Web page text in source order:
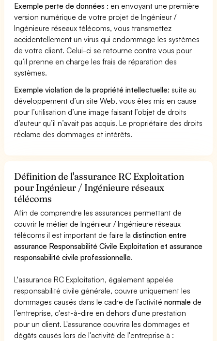
Exemple perte de données : en envoyant une première
version numérique de votre projet de Ingénieur /
Ingénieure réseaux télécoms, vous transmettez
accidentellement un virus qui endommage les systèmes
de votre client. Celui-ci se retourne contre vous pour
qu’il prenne en charge les frais de réparation des
systèmes.
Exemple violation de la propriété intellectuelle: suite au
développement d’un site Web, vous êtes mis en cause
pour l’utilisation d’une image faisant l’objet de droits
d’auteur qu’il n’avait pas acquis. Le propriétaire des droits
réclame des dommages et intérêts.
Définition de l'assurance RC Exploitation
pour Ingénieur / Ingénieure réseaux
télécoms
Afin de comprendre les assurances permettant de
couvrir le métier de Ingénieur / Ingénieure réseaux
télécoms il est important de faire ladistinction entre
assurance Responsabilité Civile Exploitation et assurance
responsabilité civile professionnelle.
L'assurance RC Exploitation, également appelée
responsabilité civile générale, couvre uniquement les
dommages causés dans le cadre de l’activiténormale de
l’entreprise, c'est-à-dire en dehors d'une prestation
pour un client. L'assurance couvrira les dommages et
dégâts causés lors de l'activité de l'entreprise à :